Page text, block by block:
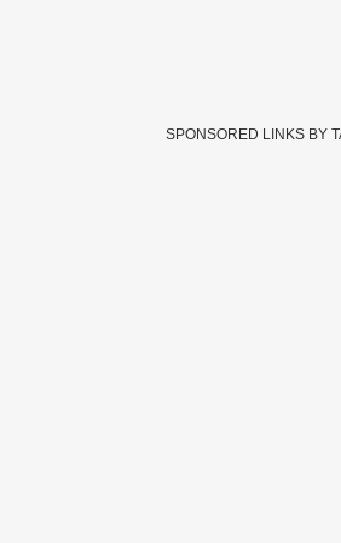
SPONSORED LINKS BY